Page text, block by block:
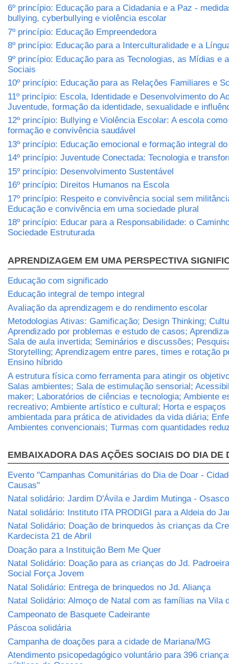
6º princípio: Educação para a Cidadania e a Paz -
bullying, cyberbullying e violência escolar
7º princípio: Educação Empreendedora
8º princípio: Educação para a Interculturalidade e a
9º princípio: Educação para as Tecnologias, as Mídias e
Sociais
10º princípio: Educação para as Relações Familiares e
11º princípio: Escola, Identidade e Desenvolvimento do
Juventude, formação da identidade, sexualidade e
12º princípio: Bullying e Violência Escolar: A escola
formação e convivência saudável
13º princípio: Educação emocional e formação integral
14º princípio: Juventude Conectada: Tecnologia e
15º princípio: Desenvolvimento Sustentável
16º princípio: Direitos Humanos na Escola
17º princípio: Respeito e convivência social sem
Educação e convivência em uma sociedade plural
18º princípio: Educar para a Responsabilidade: o
Sociedade Estruturada
APRENDIZAGEM EM UMA PERSPECTIVA
Educação com significado
Educação integral de tempo integral
Avaliação da aprendizagem e do rendimento escolar
Metodologias Ativas: Gamificação; Design Thinking;
Aprendizado por problemas e estudo de casos;
Sala de aula invertida; Seminários e discussões;
Storytelling; Aprendizagem entre pares, times e rotação
Ensino híbrido
A estrutura física como ferramenta para atingir os
Salas ambientes; Sala de estimulação sensorial;
maker; Laboratórios de ciências e tecnologia; Ambiente
recreativo; Ambiente artístico e cultural; Horta e espaços
ambientada para prática de atividades da vida diária;
Ambientes convencionais; Turmas com quantidades
EMBAIXADORA DAS AÇÕES SOCIAIS DO DIA DE
Evento "Campanhas Comunitárias do Dia de Doar -
Causas"
Natal solidário: Jardim D'Ávila e Jardim Mutinga - Osasco
Natal solidário: Instituto ITA PRODIGI para a Aldeia do
Natal Solidário: Doação de brinquedos às crianças da
Kardecista 21 de Abril
Doação para a Instituição Bem Me Quer
Natal Solidário: Doação para as crianças do Jd.
Social Força Jovem
Natal Solidário: Entrega de brinquedos no Jd. Aliança
Natal Solidário: Almoço de Natal com as famílias na Vila
Campeonato de Basquete Cadeirante
Páscoa solidária
Campanha de doações para a cidade de Mariana/MG
Atendimento psicopedagógico voluntário para 396